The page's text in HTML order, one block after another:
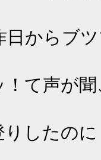
日からブ
！て声が
りしたの